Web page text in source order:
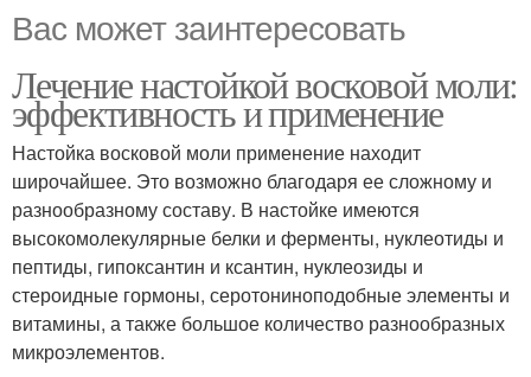
Вас может заинтересовать
Лечение настойкой восковой моли:
эффективность и применение
Настойка восковой моли применение находит
широчайшее. Это возможно благодаря ее сложному и
разнообразному составу. В настойке имеются
высокомолекулярные белки и ферменты, нуклеотиды и
пептиды, гипоксантин и ксантин, нуклеозиды и
стероидные гормоны, серотониноподобные элементы и
витамины, а также большое количество разнообразных
микроэлементов.